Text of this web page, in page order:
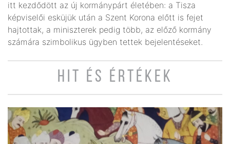
itt kezdődött az új kormánypárt életében: a Tisza
képviselői esküjük után a Szent Korona előtt is fejet
hajtottak, a miniszterek pedig több, az előző kormány
számára szimbolikus ügyben tettek bejelentéseket.
HIT ÉS ÉRTÉKEK